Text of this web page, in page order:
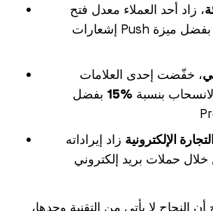
، زاد أحد العملاء معدل فتح
بفضل ميزة AI
، خفّضت إحدى العلامات
بنسبة %15
بفضل
التجارة الإلكترونية زاد إيراداته
حملات بريد إلكتروني
أن النجاح لا يأتي من التقنية وحدها،